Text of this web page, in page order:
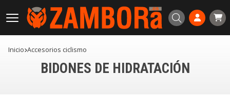
Buscar
Inicio accesorios ciclismo
BIDONES DE HIDRATACIÓN